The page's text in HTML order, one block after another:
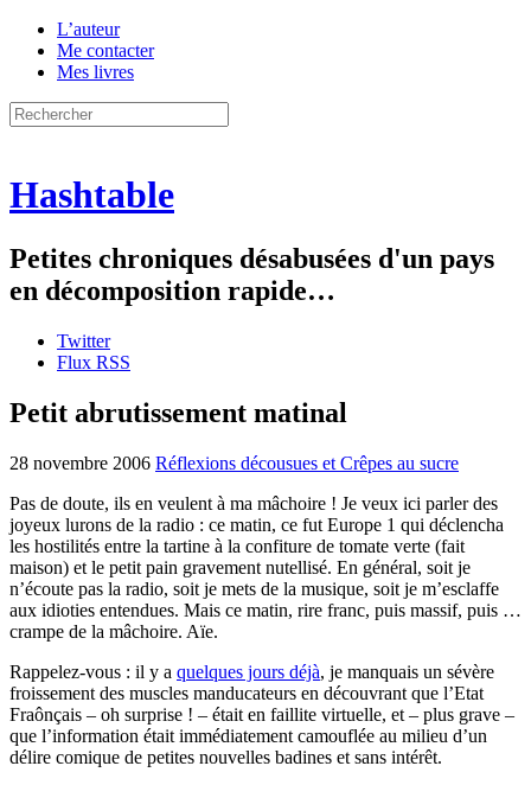
L’auteur
Me contacter
Mes livres
Hashtable
Petites chroniques désabusées d'un pays
en décomposition rapide…
Twitter
Flux RSS
Petit abrutissement matinal
28 novembre 2006 Réflexions décousues et Crêpes au sucre
Pas de doute, ils en veulent à ma mâchoire ! Je veux ici parler des
joyeux lurons de la radio : ce matin, ce fut Europe 1 qui déclencha
les hostilités entre la tartine à la confiture de tomate verte (fait
maison) et le petit pain gravement nutellisé. En général, soit je
n’écoute pas la radio, soit je mets de la musique, soit je m’esclaffe
aux idioties entendues. Mais ce matin, rire franc, puis massif, puis …
crampe de la mâchoire. Aïe.
Rappelez-vous : il y a quelques jours déjà, je manquais un sévère
froissement des muscles manducateurs en découvrant que l’Etat
Fraônçais – oh surprise ! – était en faillite virtuelle, et – plus grave –
que l’information était immédiatement camouflée au milieu d’un
délire comique de petites nouvelles badines et sans intérêt.